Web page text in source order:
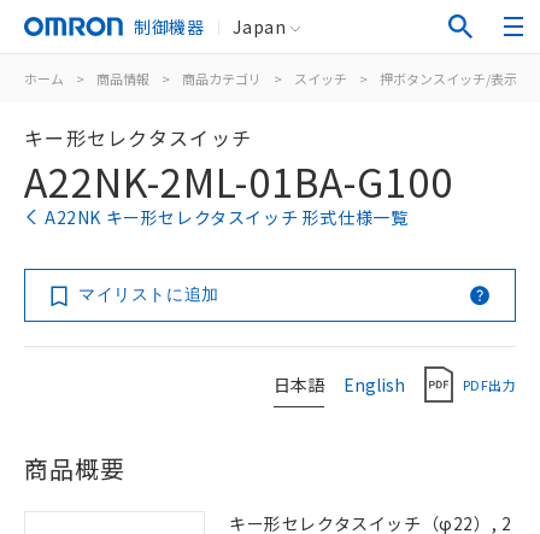
制御機器 Japan
ホーム > 商品情報 > 商品カテゴリ > スイッチ > 押ボタンスイッチ/表示灯
キー形セレクタスイッチ
A22NK-2ML-01BA-G100
A22NK キー形セレクタスイッチ 形式仕様一覧
マイリストに追加
日本語 English PDF出力
商品概要
キー形セレクタスイッチ（φ22）, 2